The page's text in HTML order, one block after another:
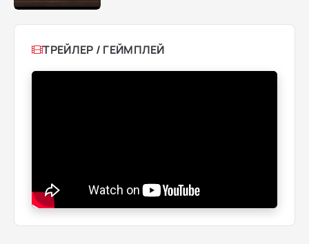
ТРЕЙЛЕР / ГЕЙМПЛЕЙ